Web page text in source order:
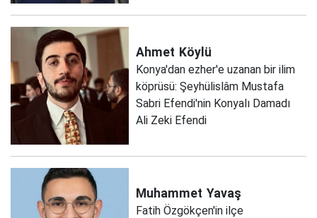
Ahmet Köylü
Konya'dan ezher'e uzanan bir ilim
köprüsü: Şeyhülislâm Mustafa
Sabri Efendi'nin Konyalı Damadı
Ali Zeki Efendi
Muhammet Yavaş
Fatih Özgökçen'in ilçe